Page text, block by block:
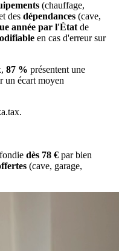
(chauffage,
des dépendances (cave,
année par l'État de
en cas d'erreur sur
87 % présentent une
un écart moyen
dès 78 € par bien
(cave, garage,